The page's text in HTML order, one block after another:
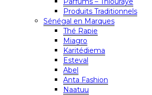
Produits Traditionnels
Sénégal en Marques
Thé Rapie
Miagro
Karitédiema
Esteval
Abel
Anta Fashion
Naatuu